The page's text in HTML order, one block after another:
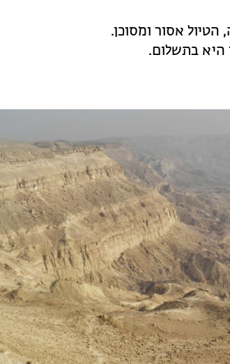
אסור ומסוכן.
היא בתשלום.